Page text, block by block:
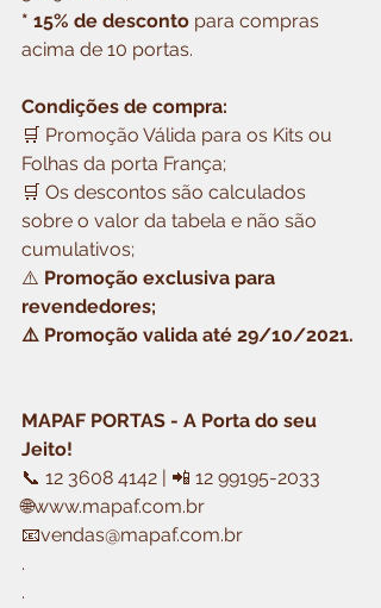
* 15% de desconto para compras
acima de 10 portas.
Condições de compra:
🛒 Promoção Válida para os Kits ou
Folhas da porta França;
🛒 Os descontos são calculados
sobre o valor da tabela e não são
cumulativos;
⚠️ Promoção exclusiva para
revendedores;
⚠️ Promoção valida até 29/10/2021.
MAPAF PORTAS - A Porta do seu
Jeito!
📞 12 3608 4142 | 📲 12 99195-2033
🌐www.mapaf.com.br
📧vendas@mapaf.com.br
.
.